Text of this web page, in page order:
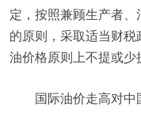
定，按照兼顾生产者
的原则，采取适当财
油价格原则上不提或少
国际油价走高对中